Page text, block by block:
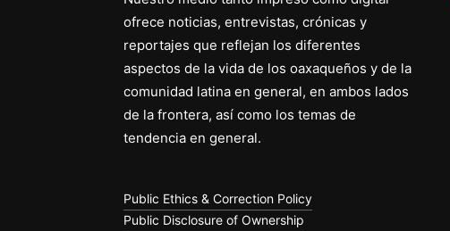
ofrece noticias, entrevistas, crónicas y
reportajes que reflejan los diferentes
aspectos de la vida de los oaxaqueños y de la
comunidad latina en general, en ambos lados
de la frontera, así como los temas de
tendencia en general.
Public Ethics & Correction Policy
Public Disclosure of Ownership